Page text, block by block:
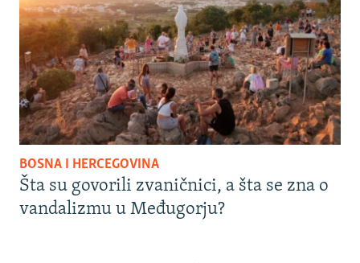
BOSNA I HERCEGOVINA
Šta su govorili zvaničnici, a šta se zna o
vandalizmu u Međugorju?